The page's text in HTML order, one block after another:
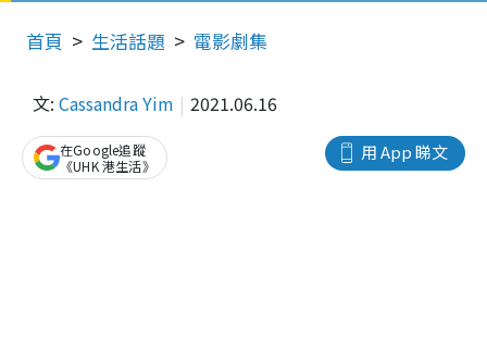
首頁 生活話題 電影劇集
文: Cassandra Yim 2021.06.16
用 App 睇文
在Google追蹤
《UHK 港生活》